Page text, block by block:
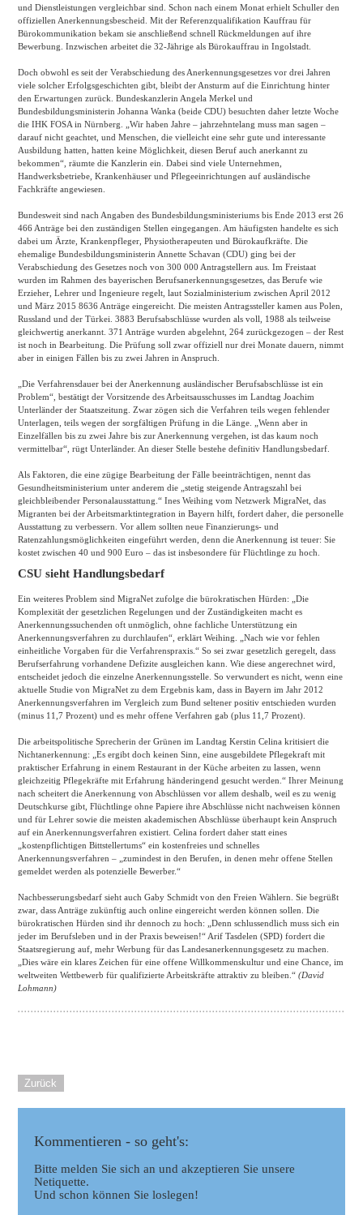
und Dienstleistungen vergleichbar sind. Schon nach einem Monat erhielt Schuller den
offiziellen Anerkennungsbescheid. Mit der Referenzqualifikation Kauffrau für
Bürokommunikation bekam sie anschließend schnell Rückmeldungen auf ihre
Bewerbung. Inzwischen arbeitet die 32-Jährige als Bürokauffrau in Ingolstadt.
Doch obwohl es seit der Verabschiedung des Anerkennungsgesetzes vor drei Jahren
viele solcher Erfolgsgeschichten gibt, bleibt der Ansturm auf die Einrichtung hinter
den Erwartungen zurück. Bundeskanzlerin Angela Merkel und
Bundesbildungsministerin Johanna Wanka (beide CDU) besuchten daher letzte Woche
die IHK FOSA in Nürnberg. „Wir haben Jahre – jahrzehntelang muss man sagen –
darauf nicht geachtet, und Menschen, die vielleicht eine sehr gute und interessante
Ausbildung hatten, hatten keine Möglichkeit, diesen Beruf auch anerkannt zu
bekommen“, räumte die Kanzlerin ein. Dabei sind viele Unternehmen,
Handwerksbetriebe, Krankenhäuser und Pflegeeinrichtungen auf ausländische
Fachkräfte angewiesen.
Bundesweit sind nach Angaben des Bundesbildungsministeriums bis Ende 2013 erst 26
466 Anträge bei den zuständigen Stellen eingegangen. Am häufigsten handelte es sich
dabei um Ärzte, Krankenpfleger, Physiotherapeuten und Bürokaufkräfte. Die
ehemalige Bundesbildungsministerin Annette Schavan (CDU) ging bei der
Verabschiedung des Gesetzes noch von 300 000 Antragstellern aus. Im Freistaat
wurden im Rahmen des bayerischen Berufsanerkennungsgesetzes, das Berufe wie
Erzieher, Lehrer und Ingenieure regelt, laut Sozialministerium zwischen April 2012
und März 2015 8636 Anträge eingereicht. Die meisten Antragssteller kamen aus Polen,
Russland und der Türkei. 3883 Berufsabschlüsse wurden als voll, 1988 als teilweise
gleichwertig anerkannt. 371 Anträge wurden abgelehnt, 264 zurückgezogen – der Rest
ist noch in Bearbeitung. Die Prüfung soll zwar offiziell nur drei Monate dauern, nimmt
aber in einigen Fällen bis zu zwei Jahren in Anspruch.
„Die Verfahrensdauer bei der Anerkennung ausländischer Berufsabschlüsse ist ein
Problem“, bestätigt der Vorsitzende des Arbeitsausschusses im Landtag Joachim
Unterländer der Staatszeitung. Zwar zögen sich die Verfahren teils wegen fehlender
Unterlagen, teils wegen der sorgfältigen Prüfung in die Länge. „Wenn aber in
Einzelfällen bis zu zwei Jahre bis zur Anerkennung vergehen, ist das kaum noch
vermittelbar“, rügt Unterländer. An dieser Stelle bestehe definitiv Handlungsbedarf.
Als Faktoren, die eine zügige Bearbeitung der Fälle beeinträchtigen, nennt das
Gesundheitsministerium unter anderem die „stetig steigende Antragszahl bei
gleichbleibender Personalausstattung.“ Ines Weihing vom Netzwerk MigraNet, das
Migranten bei der Arbeitsmarktintegration in Bayern hilft, fordert daher, die personelle
Ausstattung zu verbessern. Vor allem sollten neue Finanzierungs- und
Ratenzahlungsmöglichkeiten eingeführt werden, denn die Anerkennung ist teuer: Sie
kostet zwischen 40 und 900 Euro – das ist insbesondere für Flüchtlinge zu hoch.
CSU sieht Handlungsbedarf
Ein weiteres Problem sind MigraNet zufolge die bürokratischen Hürden: „Die
Komplexität der gesetzlichen Regelungen und der Zuständigkeiten macht es
Anerkennungssuchenden oft unmöglich, ohne fachliche Unterstützung ein
Anerkennungsverfahren zu durchlaufen“, erklärt Weihing. „Nach wie vor fehlen
einheitliche Vorgaben für die Verfahrenspraxis.“ So sei zwar gesetzlich geregelt, dass
Berufserfahrung vorhandene Defizite ausgleichen kann. Wie diese angerechnet wird,
entscheidet jedoch die einzelne Anerkennungsstelle. So verwundert es nicht, wenn eine
aktuelle Studie von MigraNet zu dem Ergebnis kam, dass in Bayern im Jahr 2012
Anerkennungsverfahren im Vergleich zum Bund seltener positiv entschieden wurden
(minus 11,7 Prozent) und es mehr offene Verfahren gab (plus 11,7 Prozent).
Die arbeitspolitische Sprecherin der Grünen im Landtag Kerstin Celina kritisiert die
Nichtanerkennung: „Es ergibt doch keinen Sinn, eine ausgebildete Pflegekraft mit
praktischer Erfahrung in einem Restaurant in der Küche arbeiten zu lassen, wenn
gleichzeitig Pflegekräfte mit Erfahrung händeringend gesucht werden.“ Ihrer Meinung
nach scheitert die Anerkennung von Abschlüssen vor allem deshalb, weil es zu wenig
Deutschkurse gibt, Flüchtlinge ohne Papiere ihre Abschlüsse nicht nachweisen können
und für Lehrer sowie die meisten akademischen Abschlüsse überhaupt kein Anspruch
auf ein Anerkennungsverfahren existiert. Celina fordert daher statt eines
„kostenpflichtigen Bittstellertums“ ein kostenfreies und schnelles
Anerkennungsverfahren – „zumindest in den Berufen, in denen mehr offene Stellen
gemeldet werden als potenzielle Bewerber.“
Nachbesserungsbedarf sieht auch Gaby Schmidt von den Freien Wählern. Sie begrüßt
zwar, dass Anträge zukünftig auch online eingereicht werden können sollen. Die
bürokratischen Hürden sind ihr dennoch zu hoch: „Denn schlussendlich muss sich ein
jeder im Berufsleben und in der Praxis beweisen!“ Arif Tasdelen (SPD) fordert die
Staatsregierung auf, mehr Werbung für das Landesanerkennungsgesetz zu machen.
„Dies wäre ein klares Zeichen für eine offene Willkommenskultur und eine Chance, im
weltweiten Wettbewerb für qualifizierte Arbeitskräfte attraktiv zu bleiben.“(David
Lohmann)
Zurück
Kommentieren - so geht's:
Bitte melden Sie sich an und akzeptieren Sie unsere
Netiquette.
Und schon können Sie loslegen!